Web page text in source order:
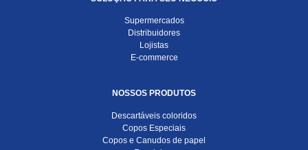
Supermercados
Distribuidores
Lojistas
E-commerce
NOSSOS PRODUTOS
Descartáveis coloridos
Copos Especiais
Copos e Canudos de papel